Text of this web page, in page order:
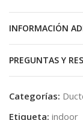
INFORMACIÓN
PREGUNTAS Y
Categorías:
Etiqueta: indoor